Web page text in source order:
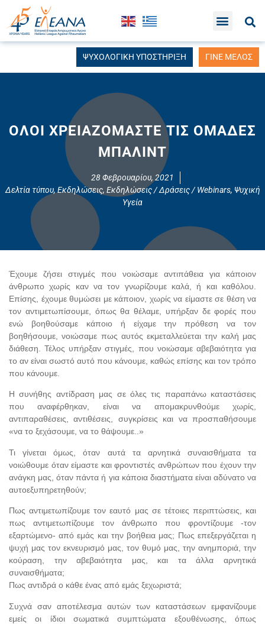
ΨΥΧΟΛΟΓΙΚΗ ΥΠΟΣΤΗΡΙΞΗ ΓΙΝΕ ΜΕΛΟΣ
ΟΛΟΙ ΧΡΕΙΑΖΟΜΑΣΤΕ ΤΙΣ ΟΜΑΔΕΣ
ΜΠΑΛΙΝΤ
28 Φεβρουαρίου, 2021
Δελτία τύπου, Εκδηλώσεις, Εκδηλώσεις / Δράσεις / Webinars, Ψυχική
Υγεία
Έχουμε ζήσει στιγμές που νοιώσαμε αντιπάθεια για κάποιον
άνθρωπο χωρίς καν να τον γνωρίζουμε καλά, ή και καθόλου.
Επίσης, έχουμε θυμώσει με κάποιον, χωρίς να είμαστε σε θέση να
τον αντιμετωπίσουμε, όπως θα θέλαμε, υπήρξαν δε φορές που
ενώ βοηθούσαμε κάποιο ή είχαμε την πρόθεση να τον
βοηθήσουμε, νοιώσαμε πως αυτός εκμεταλλεύεται την καλή μας
διάθεση. Τέλος υπήρξαν στιγμές, που νοιώσαμε αβεβαιότητα για
το αν είναι σωστό αυτό που κάνουμε, καθώς επίσης και τον τρόπο
που κάνουμε.
Η συνήθης αντίδραση μας σε όλες τις παραπάνω καταστάσεις
που αναφέρθηκαν, είναι να απομακρυνθούμε χωρίς,
αντιπαραθέσεις, αντιθέσεις, συγκρίσεις και να προσπαθήσουμε
«να το ξεχάσουμε, να το θάψουμε..»
Τι γίνεται όμως, όταν αυτά τα αρνητικά συναισθήματα τα
νοιώθουμε όταν είμαστε και φροντιστές ανθρώπων που έχουν την
ανάγκη μας, όταν πάντα ή για κάποια διαστήματα είναι αδύνατο να
αυτοεξυπηρετηθούν;
Πως αντιμετωπίζουμε τον εαυτό μας σε τέτοιες περιπτώσεις, και
πως αντιμετωπίζουμε τον άνθρωπο που φροντίζουμε -τον
εξαρτώμενο- από εμάς και την βοήθεια μας; Πως επεξεργάζεται η
ψυχή μας τον εκνευρισμό μας, τον θυμό μας, την ανημποριά, την
κούραση, την αβεβαιότητα μας, και τα άλλα αρνητικά
συναισθήματα;
Πως αντιδρά ο κάθε ένας από εμάς ξεχωριστά;
Συχνά σαν αποτέλεσμα αυτών των καταστάσεων εμφανίζουμε
εμείς οι ίδιοι σωματικά συμπτώματα εξουθένωσης, όπως